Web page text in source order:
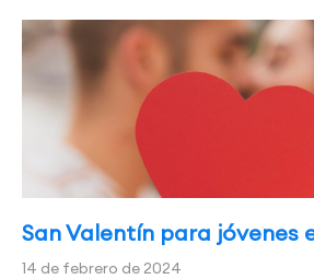
San Valentín para jóvenes
14 de febrero de 2024